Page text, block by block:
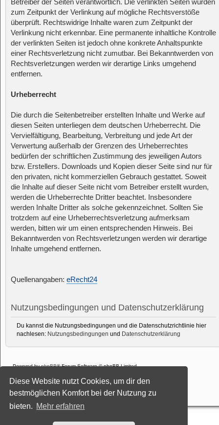
Diese Website nutzt Cookies, um dir den
bestmöglichen Komfort bei der Nutzung zu
bieten. Mehr erfahren
Betreiber der Seiten verantwortlich. Die verlinkten Seiten wurden
zum Zeitpunkt der Verlinkung auf mögliche Rechtsverstöße
überprüft. Rechtswidrige Inhalte waren zum Zeitpunkt der
Verlinkung nicht erkennbar. Eine permanente inhaltliche Kontrolle
der verlinkten Seiten ist jedoch ohne konkrete Anhaltspunkte
einer Rechtsverletzung nicht zumutbar. Bei Bekanntwerden von
Rechtsverletzungen werden wir derartige Links umgehend
entfernen.
Urheberrecht
Die durch die Seitenbetreiber erstellten Inhalte und Werke auf
diesen Seiten unterliegen dem deutschen Urheberrecht. Die
Vervielfältigung, Bearbeitung, Verbreitung und jede Art der
Verwertung außerhalb der Grenzen des Urheberrechtes
bedürfen der schriftlichen Zustimmung des jeweiligen Autors
bzw. Erstellers. Downloads und Kopien dieser Seite sind nur für
den privaten, nicht kommerziellen Gebrauch gestattet. Soweit
die Inhalte auf dieser Seite nicht vom Betreiber erstellt wurden,
werden die Urheberrechte Dritter beachtet. Insbesondere
werden Inhalte Dritter als solche gekennzeichnet. Sollten Sie
trotzdem auf eine Urheberrechtsverletzung aufmerksam
werden, bitten wir um einen entsprechenden Hinweis. Bei
Bekanntwerden von Rechtsverletzungen werden wir derartige
Inhalte umgehend entfernen.
Quellenangaben: eRecht24
Nutzungsbedingungen und Datenschutzerklärung
Du kannst die Nutzungsbedingungen und die Datenschutzrichtlinie hier
nachlesen: Nutzungsbedingungen und Datenschutzerklärung
Powered byphpBB® Forum Software © phpBB Limited
Style: Black-Silver-Split by Joyce&LunaphpBB-Style-Design
Datenschutz
Nutzungsbedingungen